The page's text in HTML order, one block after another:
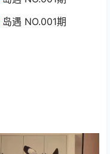
岛遇 NO.001期